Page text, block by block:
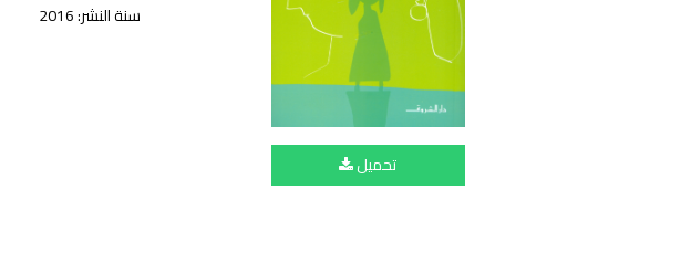
تحميل
سنة النشر: 2016